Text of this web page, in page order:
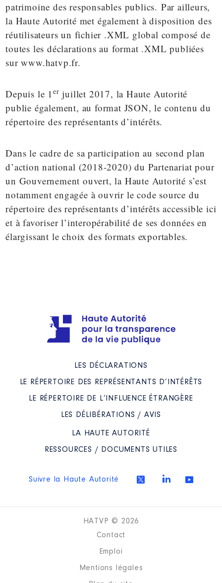
patrimoine des responsables publics. Par ailleurs,
la Haute Autorité met également à disposition des
réutilisateursun fichier .XML global composé de
toutes les déclarations au format .XML publiées
surwww.hatvp.fr.
Depuis le 1er juillet 2017, la Haute Autorité
publie également, au format JSON, le contenu du
répertoire des représentants d’intérêts.
Dans le cadre de sa participation au second plan
d’action national (2018-2020) du Partenariat pour
un Gouvernement ouvert, la Haute Autorité s’est
notamment engagée à ouvrir le code source du
répertoire des représentants d’intérêtsaccessible ici
et à favoriser l’interopérabilité de ses données en
élargissant le choix des formats exportables.
LES DÉCLARATIONS
LE RÉPERTOIRE DES REPRÉSENTANTS D’INTÉRÊTS
LE RÉPERTOIRE DE L’INFLUENCE ÉTRANGÈRE
LES DÉLIBÉRATIONS / AVIS
LA HAUTE AUTORITÉ
RESSOURCES / DOCUMENTS UTILES
Suivre la Haute Autorité
HATVP © 2026
Contact
Emploi
Mentions légales